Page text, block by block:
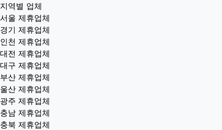
지역별 업체
서울 제휴업체
경기 제휴업체
인천 제휴업체
대전 제휴업체
대구 제휴업체
부산 제휴업체
울산 제휴업체
광주 제휴업체
충남 제휴업체
충북 제휴업체